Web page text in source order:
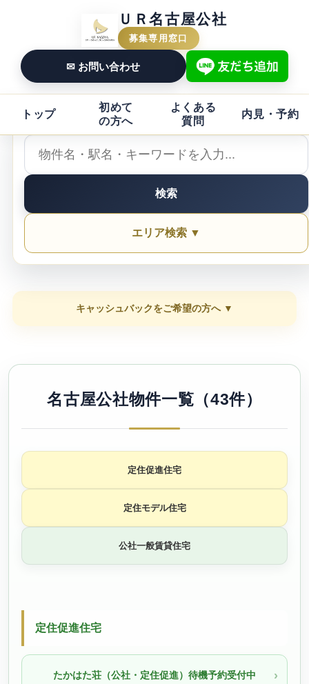
ＵＲ名古屋公社
募集専用窓口
✉ お問い合わせ
トップ
初めて
の方へ
よくある
質問
内見・予約
検索
エリア検索 ▼
キャッシュバックをご希望の方へ ▼
名古屋公社物件一覧（43件）
定住促進住宅
定住モデル住宅
公社一般賃貸住宅
定住促進住宅
たかはた荘（公社・定住促進）待機予約受付中